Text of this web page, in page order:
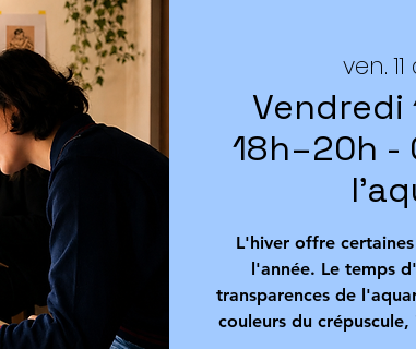
ven.
Vendredi
18h–20h -
L'hiver offre
l'année. Le temps
transparences de
couleurs du